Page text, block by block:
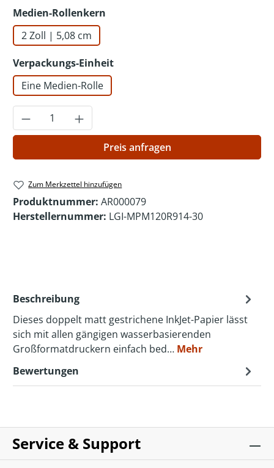
Medien-Rollenkern
2 Zoll | 5,08 cm
Verpackungs-Einheitauswählen
Eine Medien-Rolle
Produkt Anzahl: Gib den gewünschten
Preis anfragen
Zum Merkzettel hinzufügen
Produktnummer: AR000079
Herstellernummer: LGI-MPM120R914-30
Beschreibung
Dieses doppelt matt gestrichene InkJet-Papier lässt
sich mit allen gängigen wasserbasierenden
Großformatdruckern einfach bed… Mehr
Bewertungen
Service & Support